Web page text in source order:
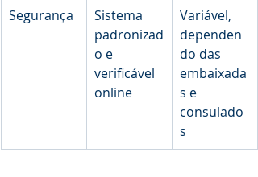
Segurança
Sistema
padronizad
o e
verificável
online
Variável,
dependen
do das
embaixada
s e
consulado
s